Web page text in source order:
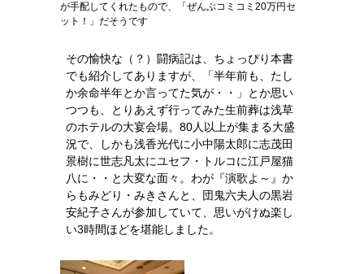
が手配してくれたもので、「ぜんぶコミコミ20万円セ
ット！」だそうです
その愉快な（？）闘病記は、ちょっぴり本書
でも紹介してありますが、「半年前も、たし
か余命半年とか言ってた気が・・」とか思い
つつも、とりあえず行ってみた生前葬は浅草
のホテルの大宴会場。80人以上が集まる大盛
況で、しかも浅香光代に小中陽太郎に志茂田
景樹に世志凡太にユセフ・トルコに江戸屋猫
八に・・と大変な面々。わが『演歌よ～』か
らもみどり・みきさんと、団鬼六夫人の黒岩
安紀子さんが参加していて、思いがけぬ楽し
い3時間ほどを堪能しました。